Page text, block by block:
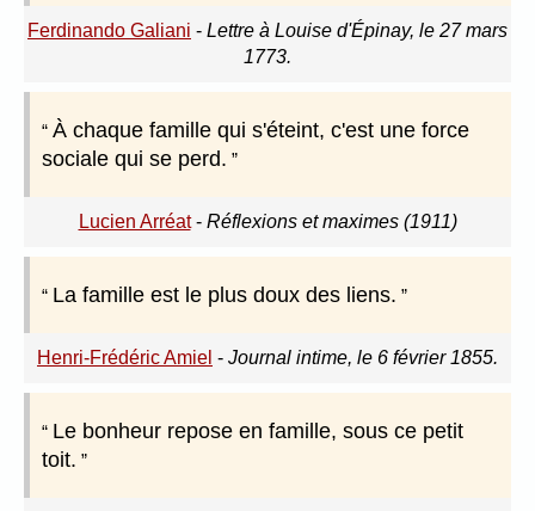
Ferdinando Galiani - Lettre à Louise d'Épinay, le 27 mars
1773.
À chaque famille qui s'éteint, c'est une force
sociale qui se perd.
Lucien Arréat- Réflexions et maximes (1911)
La famille est le plus doux des liens.
Henri-Frédéric Amiel - Journal intime, le 6 février 1855.
Le bonheur repose en famille, sous ce petit
toit.